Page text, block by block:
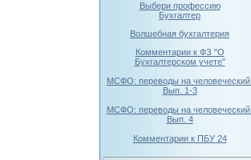
Выбери профессию
Бухгалтер
Волшебная бухгалтерия
Комментарии к ФЗ "О
Бухгалтерском учете"
МСФО: переводы на человеческий.
Вып. 1-3
МСФО: переводы на человеческий.
Вып. 4
Комментарии к ПБУ 24